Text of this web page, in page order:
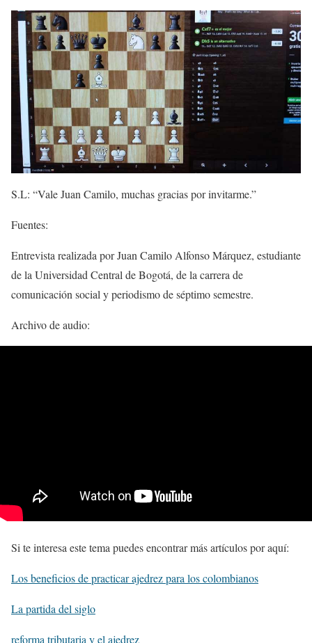
S.L: “Vale Juan Camilo, muchas gracias por invitarme.”
Fuentes:
Entrevista realizada por Juan Camilo Alfonso Márquez, estudiante
de la Universidad Central de Bogotá, de la carrera de
comunicación social y periodismo de séptimo semestre.
Archivo de audio:
Si te interesa este tema puedes encontrar más artículos por aquí:
Los beneficios de practicar ajedrez para los colombianos
La partida del siglo
reforma tributaria y el ajedrez